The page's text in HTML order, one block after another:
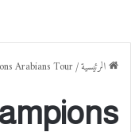
الرئيسية/
Arabians Tour